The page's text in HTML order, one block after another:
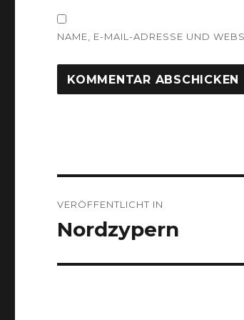
NAME, E-MAIL-ADRESSE UND
VERÖFFENTLICHT IN
Nordzypern